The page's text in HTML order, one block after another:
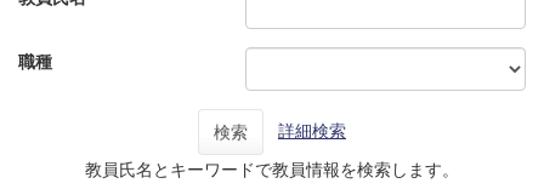
職種
検索 詳細検索
教員氏名とキーワードで教員情報を検索します。